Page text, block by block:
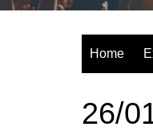
Home
26/